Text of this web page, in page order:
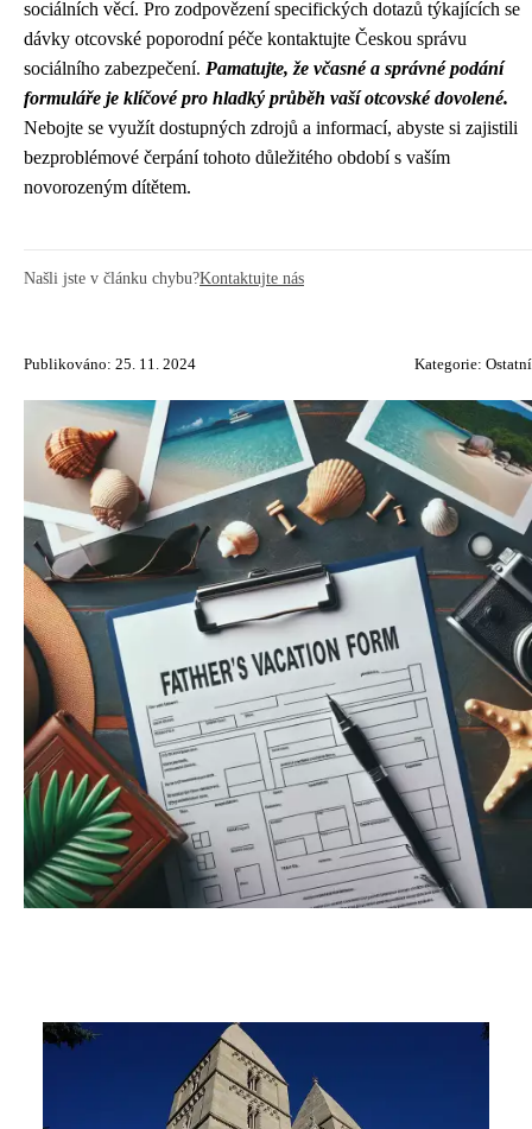
sociálních věcí. Pro zodpovězení specifických dotazů týkajících se
dávky otcovské poporodní péče kontaktujte Českou správu
sociálního zabezpečení. Pamatujte, že včasné a správné podání
formuláře je klíčové pro hladký průběh vaší otcovské dovolené.
Nebojte se využít dostupných zdrojů a informací, abyste si zajistili
bezproblémové čerpání tohoto důležitého období s vaším
novorozeným dítětem.
Našli jste v článku chybu?Kontaktujte nás
Publikováno: 25. 11. 2024 Kategorie: Ostatní